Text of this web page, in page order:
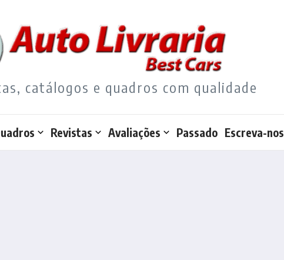
catálogos e quadros com qualidade
Revistas Avaliações Passado Escreva-nos